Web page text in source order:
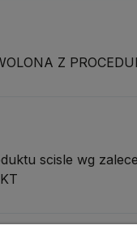
Z
scisle wg